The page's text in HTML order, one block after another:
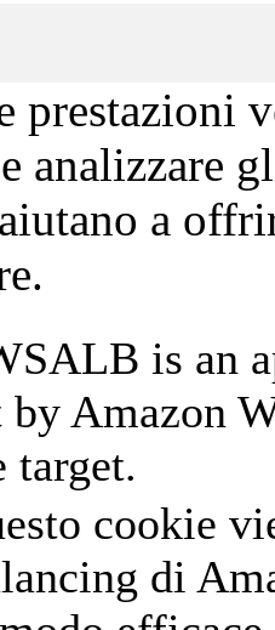
prestazioni
analizzare
a
is an
by Amazon
target.
cookie
di